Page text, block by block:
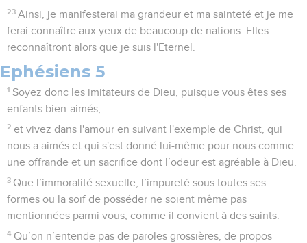
23 Ainsi, je manifesterai ma grandeur et ma sainteté et je me
ferai connaître aux yeux de beaucoup de nations. Elles
reconnaîtront alors que je suis l'Eternel.
Ephésiens 5
1 Soyez donc les imitateurs de Dieu, puisque vous êtes ses
enfants bien-aimés,
2 et vivez dans l'amour en suivant l'exemple de Christ, qui
nous a aimés et qui s'est donné lui-même pour nous comme
une offrande et un sacrifice dont l’odeur est agréable à Dieu.
3 Que l’immoralité sexuelle, l’impureté sous toutes ses
formes ou la soif de posséder ne soient même pas
mentionnées parmi vous, comme il convient à des saints.
4 Qu’on n’entende pas de paroles grossières, de propos